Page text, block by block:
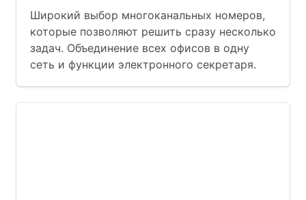
Широкий выбор многоканальных номеров,
которые позволяют решить сразу несколько
задач. Объединение всех офисов в одну
сеть и функции электронного секретаря.